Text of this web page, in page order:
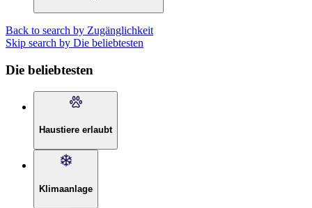
Back to search by Zugänglichkeit
Skip search by Die beliebtesten
Die beliebtesten
Haustiere erlaubt
Klimaanlage